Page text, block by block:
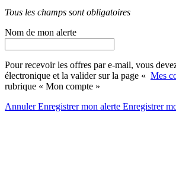
Tous les champs sont obligatoires
Nom de mon alerte
Pour recevoir les offres par e-mail, vous
électronique et la valider sur la page « Mes
rubrique « Mon compte »
AnnulerEnregistrer mon alerte Enregistrer